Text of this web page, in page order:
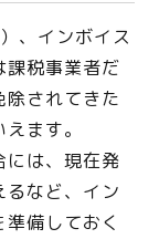
、インボイス
課税事業者だ
されてきた
ます。
には、現在発
など、イン
備しておく